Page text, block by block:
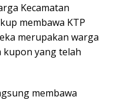
Kecamatan
membawa KTP
merupakan warga
kupon yang telah
membawa